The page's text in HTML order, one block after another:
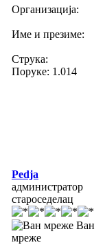
Организација:
Име и презиме:
Струка:
Поруке: 1.014
Pedja
администратор
староседелац
Ван
мреже